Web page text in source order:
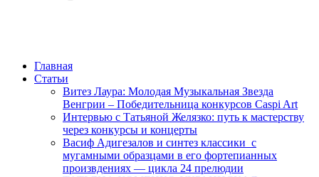
Главная
Статьи
Витез Лаура: Молодая Музыкальная Звезда
Венгрии – Победительница конкурсов Caspi Art
Интервью с Татьяной Желязко: путь к мастерству
через конкурсы и концерты
Васиф Адигезалов и синтез классики с
мугамными образцами в его фортепианных
произвдениях — цикла 24 прелюдии